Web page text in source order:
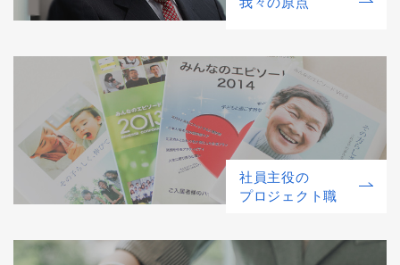
社員主役の
プロジェクト職